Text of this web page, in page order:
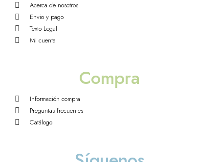
Acerca de nosotros
Envio y pago
Texto Legal
Mi cuenta
Compra
Información compra
Preguntas frecuentes
Catálogo